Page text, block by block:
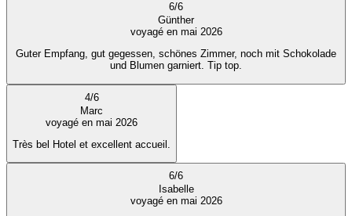
6/6
Günther
voyagé en mai 2026
Guter Empfang, gut gegessen, schönes Zimmer, noch mit Schokolade
und Blumen garniert. Tip top.
4/6
Marc
voyagé en mai 2026
Très bel Hotel et excellent accueil.
6/6
Isabelle
voyagé en mai 2026